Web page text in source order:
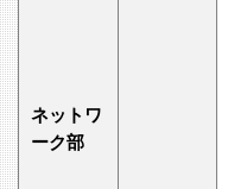
ネットワ
ーク部